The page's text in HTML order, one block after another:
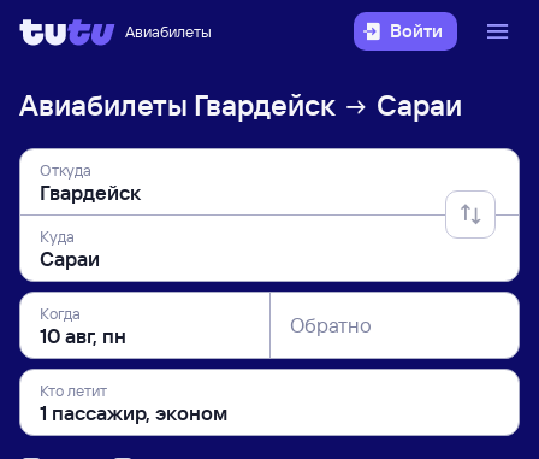
Авиабилеты Войти
Авиабилеты Гвардейск Сараи
Откуда
Куда
Когда Обратно
Кто летит